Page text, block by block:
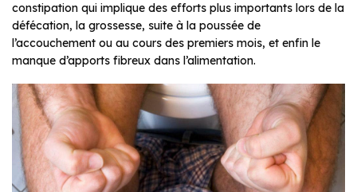
constipation qui implique des efforts plus importants lors de la
défécation, la grossesse, suite à la poussée de
l’accouchement ou au cours des premiers mois, et enfin le
manque d’apports fibreux dans l’alimentation.